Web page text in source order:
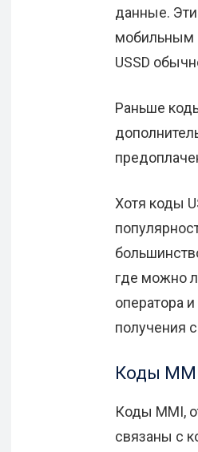
данные.
мобильным
USSD
Раньше
Хотя коды
где можно
оператора
получения
Коды MMI
Коды MMI,
связаны с